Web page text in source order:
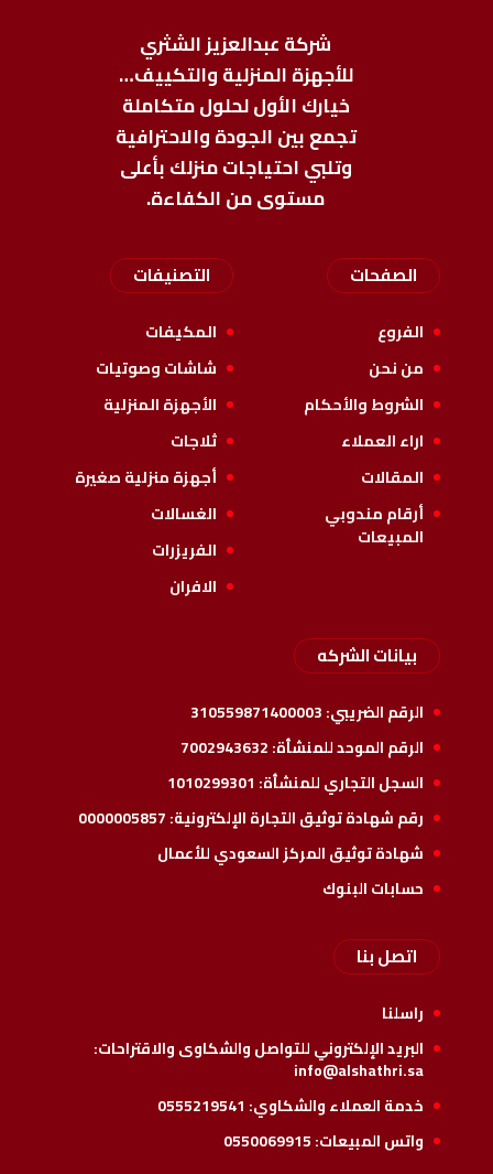
شركة عبدالعزيز الشثري
للأجهزة المنزلية والتكييف…
خيارك الأول لحلول متكاملة
تجمع بين الجودة والاحترافية
وتلبي احتياجات منزلك بأعلى
مستوى من الكفاءة.
الصفحات
الفروع
من نحن
الشروط والأحكام
اراء العملاء
المقالات
أرقام مندوبي
المبيعات
التصنيفات
المكيفات
شاشات وصوتيات
الأجهزة المنزلية
ثلاجات
أجهزة منزلية صغيرة
الغسالات
الفريزرات
الافران
بيانات الشركه
الرقم الضريبي:310559871400003
الرقم الموحد للمنشأة:7002943632
السجل التجاري للمنشأة: 1010299301
رقم شهادة توثيق التجارة الإلكترونية:0000005857
شهادة توثيق المركز السعودي للأعمال
حسابات البنوك
اتصل بنا
راسلنا
البريد الإلكتروني للتواصل والشكاوى والاقتراحات:
info@alshathri.sa
خدمة العملاء والشكاوي: 0555219541
واتس المبيعات:0550069915